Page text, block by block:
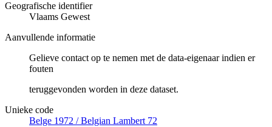
Geografische identifier
Vlaams Gewest
Aanvullende informatie
Gelieve contact op te nemen met de data-eigenaar indien er
fouten
teruggevonden worden in deze dataset.
Unieke code
Belge 1972 / Belgian Lambert 72